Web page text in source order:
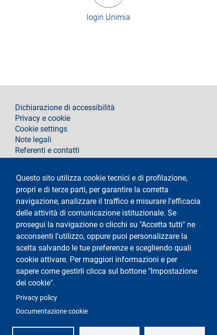
login Unimia
Questo sito utilizza cookie tecnici e di profilazione,
propri e di terze parti, per garantire la corretta
navigazione, analizzare il traffico e misurare l'efficacia
delle attività di comunicazione istituzionale. Se
prosegui la navigazione o clicchi su "Accetta tutti" ne
acconsenti l'utilizzo, oppure puoi personalizzare la
scelta salvando le tue preferenze e scegliendo quali
cookie attivare. Per maggiori informazioni e per
sapere come gestirli clicca sul bottone "Impostazione
dei cookie".
Privacy policy
Documentazione cookie
footer
Dichiarazione di accessibilità
Privacy e cookie
Cookie settings
Note legali
Referenti e contatti
Testo
Università degli Studi di Milano
Via Festa del Perdono 7 - 20122 Milano
Tel.+39 02 5032 5032
Posta Elettronica Certificata
Logo